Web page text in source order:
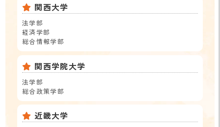
関西大学
法学部
経済学部
総合情報学部
関西学院大学
法学部
総合政策学部
近畿大学